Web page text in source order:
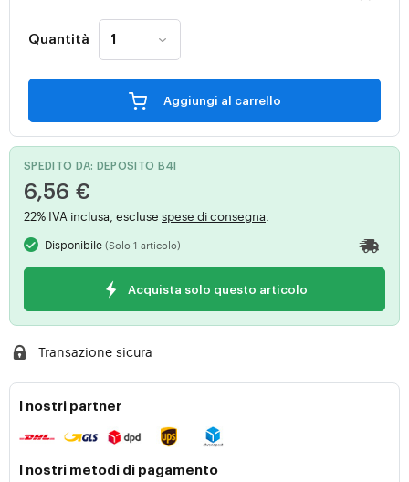
Quantità
Aggiungi al carrello
SPEDITO DA: DEPOSITO B4I
6,56 €
22% IVA inclusa, escluse spese di consegna
Disponibile(Solo 1 articolo)
Acquista solo questo articolo
Transazione sicura
I nostri partner
I nostri metodi di pagamento